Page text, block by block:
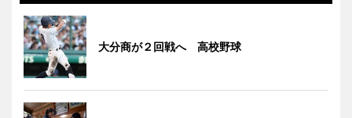
大分商が２回戦へ 高校野球